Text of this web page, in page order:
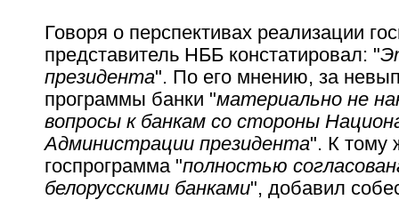
Говоря о перспективах реализации
представитель НББ констатировал: "
президента". По его мнению, за
программы банки "материально не
вопросы к банкам со стороны
Администрации президента". К тому
госпрограмма "полностью
белорусскими банками", добавил